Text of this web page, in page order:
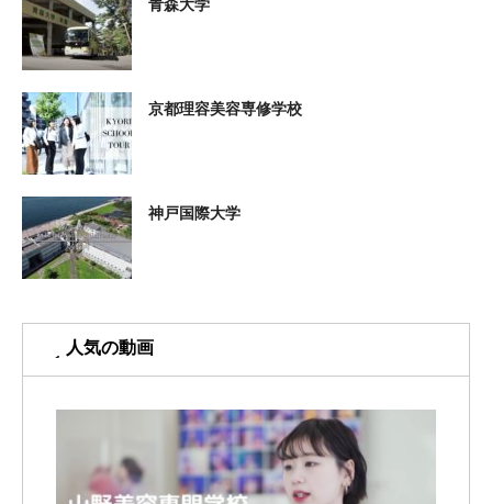
青森大学
京都理容美容専修学校
神戸国際大学
人気の動画